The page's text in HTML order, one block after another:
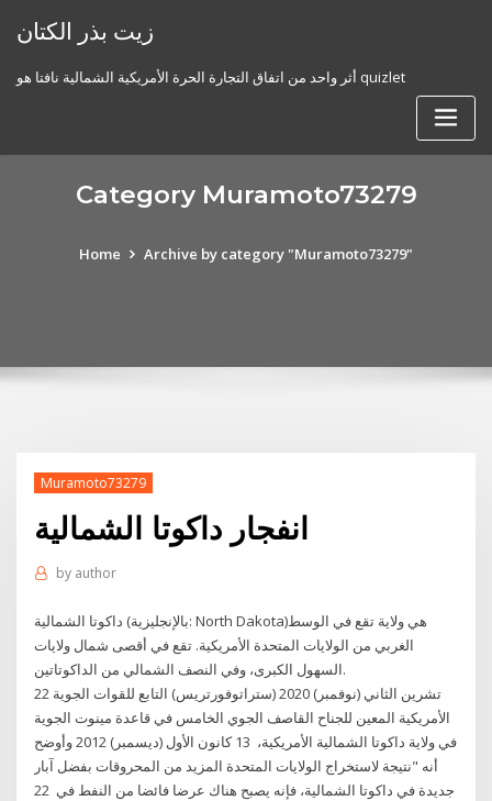
زيت بذر الكتان
أثر واحد من اتفاق التجارة الحرة الأمريكية الشمالية نافتا هو quizlet
Category Muramoto73279
Home Archive by category "Muramoto73279"
Muramoto73279
انفجار داكوتا الشمالية
by author
داكوتا الشمالية (بالإنجليزية: North Dakota)‏ هي ولاية تقع في الوسط
الغربي من الولايات المتحدة الأمريكية. تقع في أقصى شمال ولايات
السهول الكبرى، وفي النصف الشمالي من الداكوتاتين.
22 تشرين الثاني (نوفمبر) 2020 (ستراتوفورتريس) التابع للقوات الجوية
الأمريكية المعين للجناح القاصف الجوي الخامس في قاعدة مينوت الجوية
في ولاية داكوتا الشمالية الأمريكية، 13 كانون الأول (ديسمبر) 2012 وأوضح
أنه "نتيجة لاستخراج الولايات المتحدة المزيد من المحروقات بفضل آبار
جديدة في داكوتا الشمالية، فإنه يصبح هناك عرضا فائضا من النفط في 22